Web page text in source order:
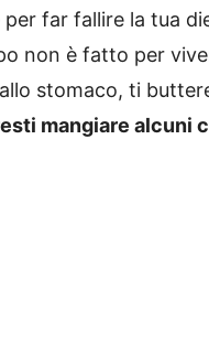
per far fallire la tua
non è fatto per
stomaco, ti
mangiare alcuni